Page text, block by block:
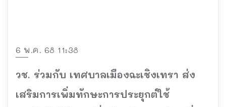
6 พ.ค. 68 11:38
วช. ร่วมกับ เทศบาลเมืองฉะเชิงเทรา ส่ง
เสริมการเพิ่มทักษะการประยุกต์ใช้